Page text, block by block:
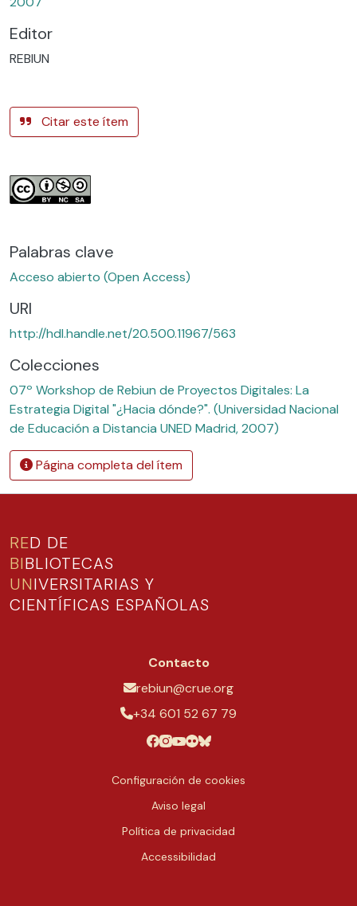
Editor
REBIUN
Citar este ítem
Palabras clave
Acceso abierto (Open Access)
URI
http://hdl.handle.net/20.500.11967/563
Colecciones
07º Workshop de Rebiun de Proyectos Digitales: La
Estrategia Digital "¿Hacia dónde?". (Universidad Nacional
de Educación a Distancia UNED Madrid, 2007)
Página completa del ítem
RED DE
BIBLIOTECAS
UNIVERSITARIAS Y
CIENTÍFICAS ESPAÑOLAS
Contacto
rebiun@crue.org
+34 601 52 67 79
Configuración de cookies
Aviso legal
Política de privacidad
Accessibilidad